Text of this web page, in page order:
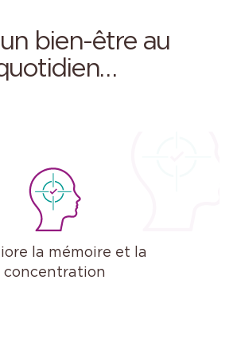
bien-être au
la mémoire et la
concentration